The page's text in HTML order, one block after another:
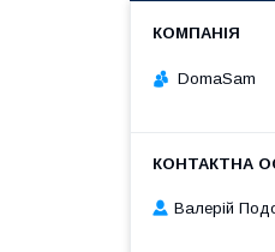
DomaSam
Валерій